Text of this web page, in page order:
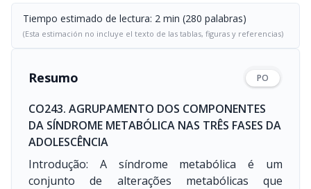
Tiempo estimado de lectura: 2 min (280 palabras)
(Esta estimación no incluye el texto de las tablas, figuras y referencias)
Resumo PO
CO243. AGRUPAMENTO DOS COMPONENTES
DA SÍNDROME METABÓLICA NAS TRÊS FASES DA
ADOLESCÊNCIA
Introdução: A síndrome metabólica é um
conjunto de alterações metabólicas que